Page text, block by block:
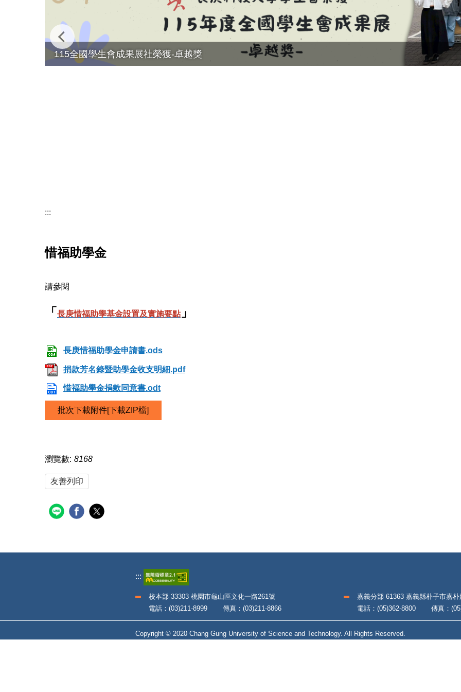
115全國學生會成果展社榮獲-卓越獎
:::
惜福助學金
請參閱
「 長庚惜福助學基金設置及實施要點」
長庚惜福助學金申請書.ods
捐款芳名錄暨助學金收支明細.pdf
惜福助學金捐款同意書.odt
批次下載附件[下載ZIP檔]
瀏覽數: 8168
友善列印
:::
校本部 33303 桃園市龜山區文化一路261號
電話：(03)211-8999 傳真：(03)211-8866
嘉義分部 61363 嘉義縣朴子市嘉
電話：(05)362-8800 傳真：
Copyright © 2020 Chang Gung University of Science and Technology. All Rights Reserved.